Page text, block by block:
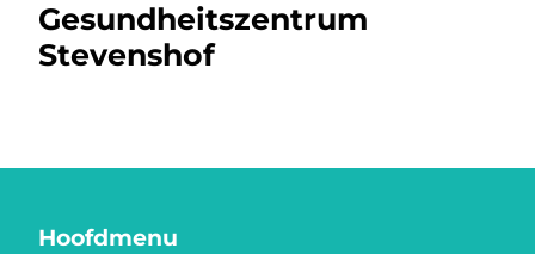
Gesundheitszentrum
Stevenshof
Hoofdmenu